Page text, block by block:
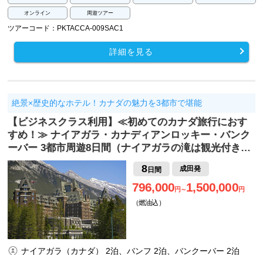
オンライン 周遊ツアー
ツアーコード：PKTACCA-009SAC1
詳細を見る
絶景×歴史的なホテル！カナダの魅力を3都市で堪能
【ビジネスクラス利用】≪初めてのカナダ旅行におす
すめ！≫ ナイアガラ・カナディアンロッキー・バンク
ーバー 3都市周遊8日間（ナイアガラの滝は観光付き…
8日間 成田発
796,000円～1,500,000円
（燃油込）
ナイアガラ（カナダ） 2泊、バンフ 2泊、バンクーバー 2泊